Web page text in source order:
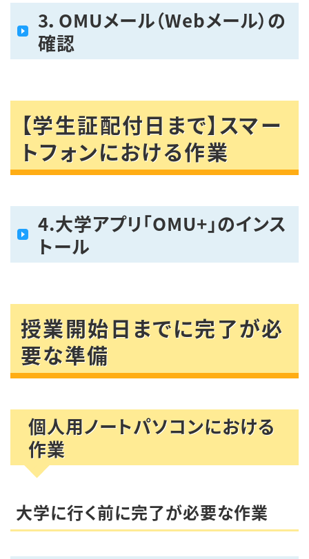
3．OMUメール（Webメール）の
確認
【学生証配付日まで】スマー
トフォンにおける作業
4.大学アプリ「OMU+」のインス
トール
授業開始日までに完了が必
要な準備
個人用ノートパソコンにおける
作業
大学に行く前に完了が必要な作業